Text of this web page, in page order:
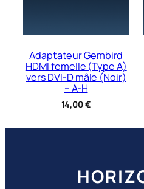
Adaptateur Gembird
HDMI femelle (Type A)
vers DVI-D mâle (Noir)
– A-H
14,00€